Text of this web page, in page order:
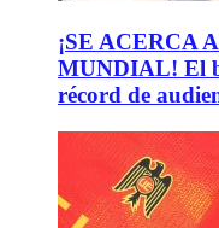
¡SE ACERCA
MUNDIAL! El
récord de